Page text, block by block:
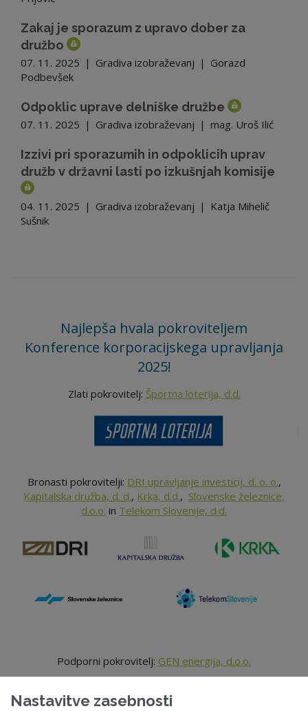
Zakaj je sporazum z upravo dober za
družbo
07. 11. 2025 | Gradiva izobraževanj | Gorazd
Podbevšek
Odpoklic uprave delniške družbe
07. 11. 2025 | Gradiva izobraževanj | mag. Uroš Ilić
Izzivi pri sporazumih in odpoklicih uprav
družb v državni lasti po izkušnjah komisije
04. 11. 2025 | Gradiva izobraževanj | Katja Mihelič
Sušnik
Najlepša hvala pokroviteljem
Konference korporacijskega upravljanja
2025!
Zlati pokrovitelj: Športna loterija, d.d.
Bronasti pokrovitelji: DRI upravljanje investicij, d. o. o.,
Kapitalska družba, d. d., Krka, d.d., Slovenske železnice,
d.o.o. in Telekom Slovenije, d.d.
Podporni pokrovitelj: GEN energija, d.o.o.
Nastavitve zasebnosti